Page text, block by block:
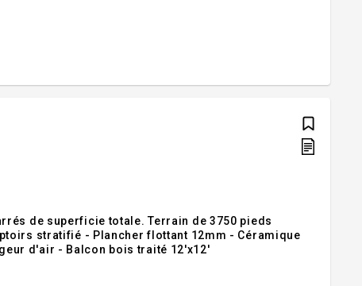
de superficie totale. Terrain de 3750 pieds
stratifié - Plancher flottant 12mm - Céramique
d'air - Balcon bois traité 12'x12'